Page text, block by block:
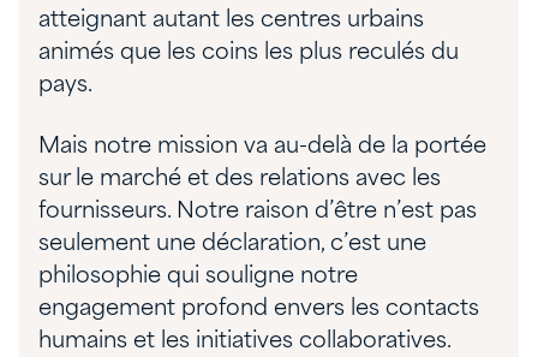
atteignant autant les centres urbains
animés que les coins les plus reculés du
pays.
Mais notre mission va au-delà de la portée
sur le marché et des relations avec les
fournisseurs. Notre raison d’être n’est pas
seulement une déclaration, c’est une
philosophie qui souligne notre
engagement profond envers les contacts
humains et les initiatives collaboratives.